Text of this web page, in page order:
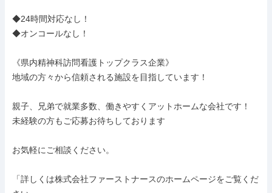
◆24時間対応なし！
◆オンコールなし！
《県内精神科訪問看護トップクラス企業》
地域の方々から信頼される施設を目指しています！
親子、兄弟で就業多数、働きやすくアットホームな会社です！
未経験の方もご応募お待ちしております
お気軽にご相談ください。
「詳しくは株式会社ファーストナースのホームページをご覧くだ